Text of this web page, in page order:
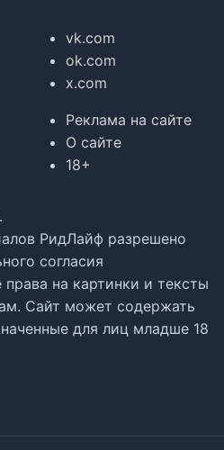
vk.com
ok.com
x.com
Реклама на сайте
О сайте
18+
РидЛайф разрешено
согласия
права на картинки и тексты
Сайт может содержать
для лиц младше 18